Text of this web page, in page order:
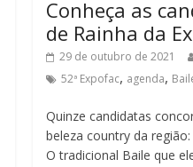
Conheça as
de Rainha da
29 de outubro de 2021
52ª Expofac, agenda,
Quinze candidatas
beleza country da
O tradicional Baile que